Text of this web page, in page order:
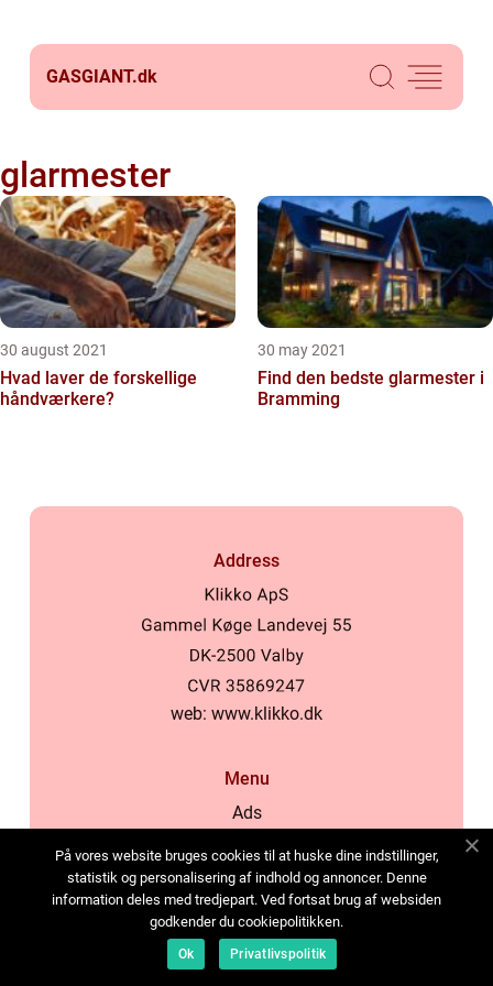
GASGIANT.dk
glarmester
30 august 2021
Hvad laver de forskellige
håndværkere?
30 may 2021
Find den bedste glarmester i
Bramming
Address
web: www.klikko.dk
Menu
Ads
Cookies
Contact
Sitemap
På vores website bruges cookies til at huske dine indstillinger,
statistik og personalisering af indhold og annoncer. Denne
information deles med tredjepart. Ved fortsat brug af websiden
godkender du cookiepolitikken.
Ok Privatlivspolitik